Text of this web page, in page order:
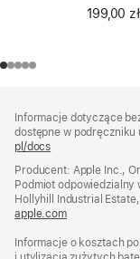
rozmiar 0
199,00 zł
Informacje dotyczące
dostępne w podręczniku
pl/docs
w nowym
oknie)
Producent: Apple Inc.,
Podmiot odpowiedzialny
Hollyhill Industrial
apple.com(otwiera
w nowym
Informacje o kosztach